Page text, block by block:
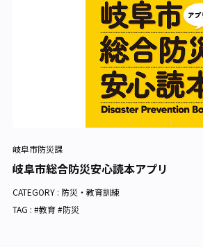
岐阜市防災課
岐阜市総合防災安心読本アプリ
CATEGORY : 防災・教育訓練
TAG : #教育 #防災